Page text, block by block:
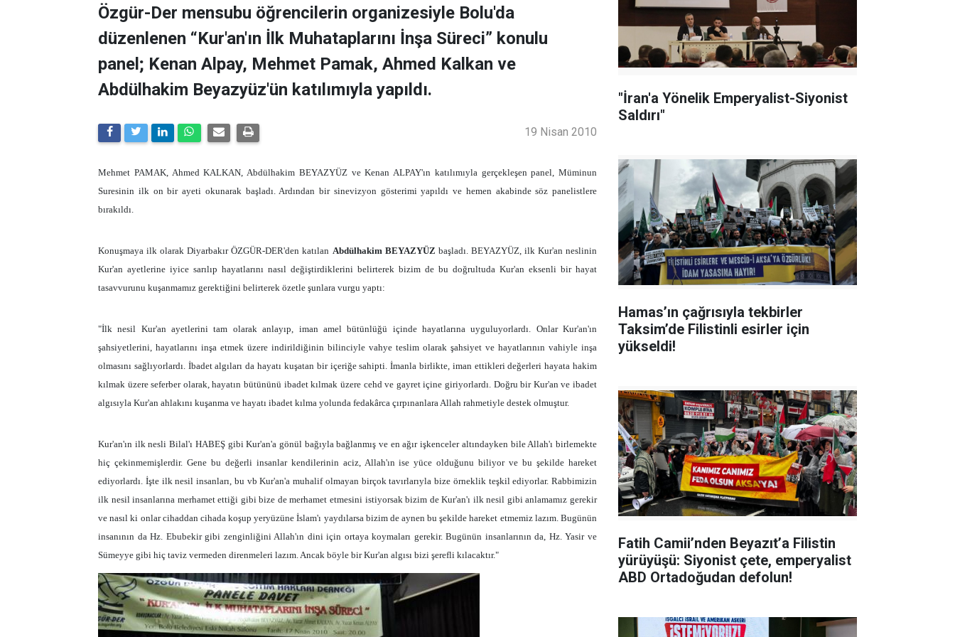
Özgür-Der mensubu öğrencilerin organizesiyle Bolu'da
düzenlenen “Kur'an'ın İlk Muhataplarını İnşa Süreci” konulu
panel; Kenan Alpay, Mehmet Pamak, Ahmed Kalkan ve
Abdülhakim Beyazyüz'ün katılımıyla yapıldı.
19 Nisan 2010
Mehmet PAMAK, Ahmed KALKAN, Abdülhakim BEYAZYÜZ ve Kenan ALPAY'ın katılımıyla gerçekleşen panel, Müminun
Suresinin ilk on bir ayeti okunarak başladı. Ardından bir sinevizyon gösterimi yapıldı ve hemen akabinde söz panelistlere
bırakıldı.
Konuşmaya ilk olarak Diyarbakır ÖZGÜR-DER'den katılan Abdülhakim BEYAZYÜZ başladı. BEYAZYÜZ, ilk Kur'an neslinin
Kur'an ayetlerine iyice sarılıp hayatlarını nasıl değiştirdiklerini belirterek bizim de bu doğrultuda Kur'an eksenli bir hayat
tasavvurunu kuşanmamız gerektiğini belirterek özetle şunlara vurgu yaptı:
"İlk nesil Kur'an ayetlerini tam olarak anlayıp, iman amel bütünlüğü içinde hayatlarına uyguluyorlardı. Onlar Kur'an'ın
şahsiyetlerini, hayatlarını inşa etmek üzere indirildiğinin bilinciyle vahye teslim olarak şahsiyet ve hayatlarının vahiyle inşa
olmasını sağlıyorlardı. İbadet algıları da hayatı kuşatan bir içeriğe sahipti. İmanla birlikte, iman ettikleri değerleri hayata hakim
kılmak üzere seferber olarak, hayatın bütününü ibadet kılmak üzere cehd ve gayret içine giriyorlardı. Doğru bir Kur'an ve ibadet
algısıyla Kur'an ahlakını kuşanma ve hayatı ibadet kılma yolunda fedakârca çırpınanlara Allah rahmetiyle destek olmuştur.
Kur'an'ın ilk nesli Bilal'ı HABEŞ gibi Kur'an'a gönül bağıyla bağlanmış ve en ağır işkenceler altındayken bile Allah'ı birlemekte
hiç çekinmemişlerdir. Gene bu değerli insanlar kendilerinin aciz, Allah'ın ise yüce olduğunu biliyor ve bu şekilde hareket
ediyorlardı. İşte ilk nesil insanları, bu vb Kur'an'a muhalif olmayan birçok tavırlarıyla bize örneklik teşkil ediyorlar. Rabbimizin
ilk nesil insanlarına merhamet ettiği gibi bize de merhamet etmesini istiyorsak bizim de Kur'an'ı ilk nesil gibi anlamamız gerekir
ve nasıl ki onlar cihaddan cihada koşup yeryüzüne İslam'ı yaydılarsa bizim de aynen bu şekilde hareket etmemiz lazım. Bugünün
insanının da Hz. Ebubekir gibi zenginliğini Allah'ın dini için ortaya koymaları gerekir. Bugünün insanlarının da, Hz. Yasir ve
Sümeyye gibi hiç taviz vermeden direnmeleri lazım. Ancak böyle bir Kur'an algısı bizi şerefli kılacaktır."
"İran'a Yönelik Emperyalist-Siyonist
Saldırı"
Hamas’ın çağrısıyla tekbirler
Taksim’de Filistinli esirler için
yükseldi!
Fatih Camii’nden Beyazıt’a Filistin
yürüyüşü: Siyonist çete, emperyalist
ABD Ortadoğudan defolun!